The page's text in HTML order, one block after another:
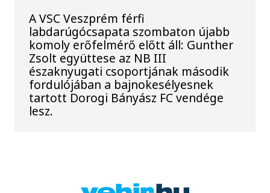
A VSC Veszprém férfi
labdarúgócsapata szombaton újabb
komoly erőfelmérő előtt áll: Gunther
Zsolt együttese az NB III
északnyugati csoportjának második
fordulójában a bajnokesélyesnek
tartott Dorogi Bányász FC vendége
lesz.